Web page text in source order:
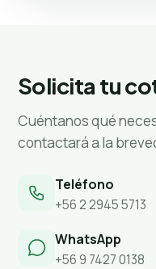
Solicita tu
Cuéntanos qué
contactará a la
Teléfono
+56 2 2945 5713
WhatsApp
+56 9 7427 0138